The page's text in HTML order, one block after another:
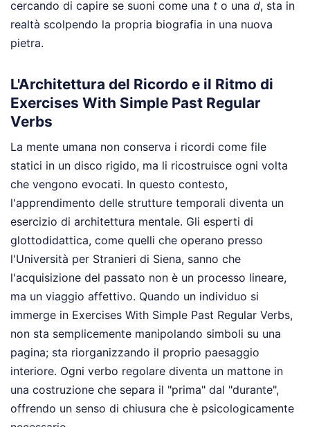
cercando di capire se suoni come una t o una d, sta in
realtà scolpendo la propria biografia in una nuova
pietra.
L'Architettura del Ricordo e il Ritmo di
Exercises With Simple Past Regular
Verbs
La mente umana non conserva i ricordi come file
statici in un disco rigido, ma li ricostruisce ogni volta
che vengono evocati. In questo contesto,
l'apprendimento delle strutture temporali diventa un
esercizio di architettura mentale. Gli esperti di
glottodidattica, come quelli che operano presso
l'Università per Stranieri di Siena, sanno che
l'acquisizione del passato non è un processo lineare,
ma un viaggio affettivo. Quando un individuo si
immerge in Exercises With Simple Past Regular Verbs,
non sta semplicemente manipolando simboli su una
pagina; sta riorganizzando il proprio paesaggio
interiore. Ogni verbo regolare diventa un mattone in
una costruzione che separa il "prima" dal "durante",
offrendo un senso di chiusura che è psicologicamente